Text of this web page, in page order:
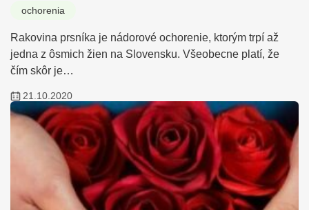
ochorenia
Rakovina prsníka je nádorové ochorenie, ktorým trpí až
jedna z ôsmich žien na Slovensku. Všeobecne platí, že
čím skôr je…
21.10.2020